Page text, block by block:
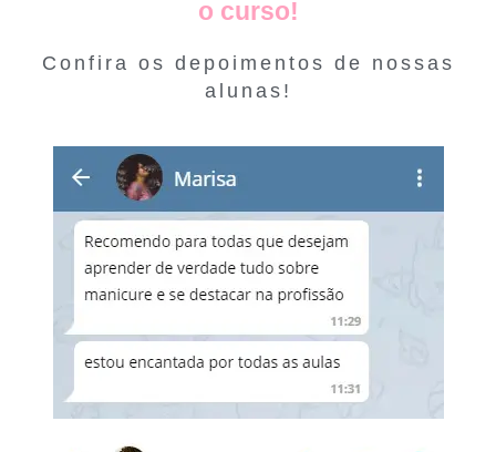
o curso!
Confira os depoimentos de nossas
alunas!